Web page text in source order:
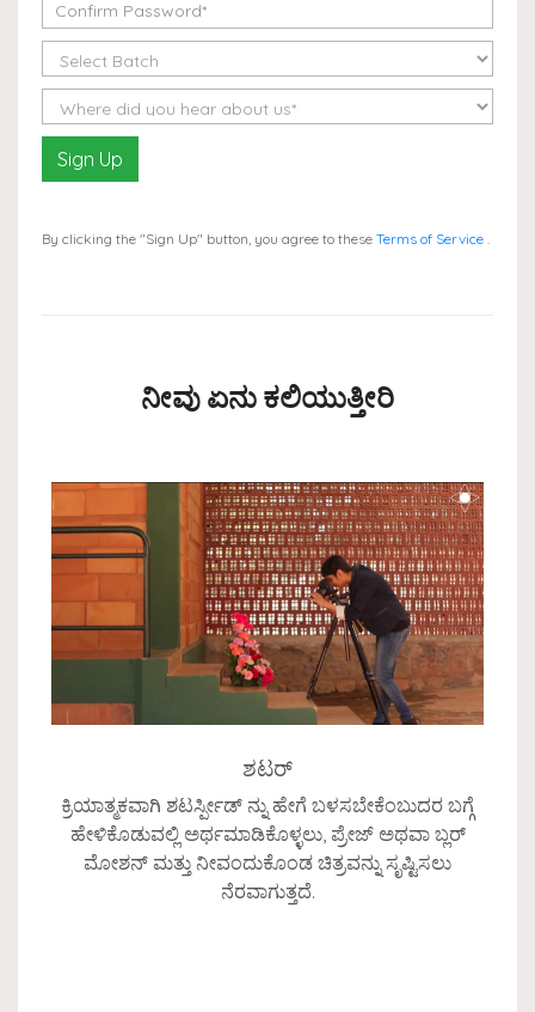
Sign Up
By clicking the "Sign Up" button, you agree to these Terms of Service .
ನೀವು ಏನು ಕಲಿಯುತ್ತೀರಿ
ಶಟರ್
ಕ್ರಿಯಾತ್ಮಕವಾಗಿ ಶಟರ್ಸ್ಪೀಡ್ ನ್ನು ಹೇಗೆ ಬಳಸಬೇಕೆಂಬುದರ ಬಗ್ಗೆ
ಹೇಳಿಕೊಡುವಲ್ಲಿ ಅರ್ಥಮಾಡಿಕೊಳ್ಳಲು, ಪ್ರೇಜ್ ಅಥವಾ ಬ್ಲರ್
ಮೋಶನ್ ಮತ್ತು ನೀವಂದುಕೊಂಡ ಚಿತ್ರವನ್ನು ಸೃಷ್ಟಿಸಲು
ನೆರವಾಗುತ್ತದೆ.